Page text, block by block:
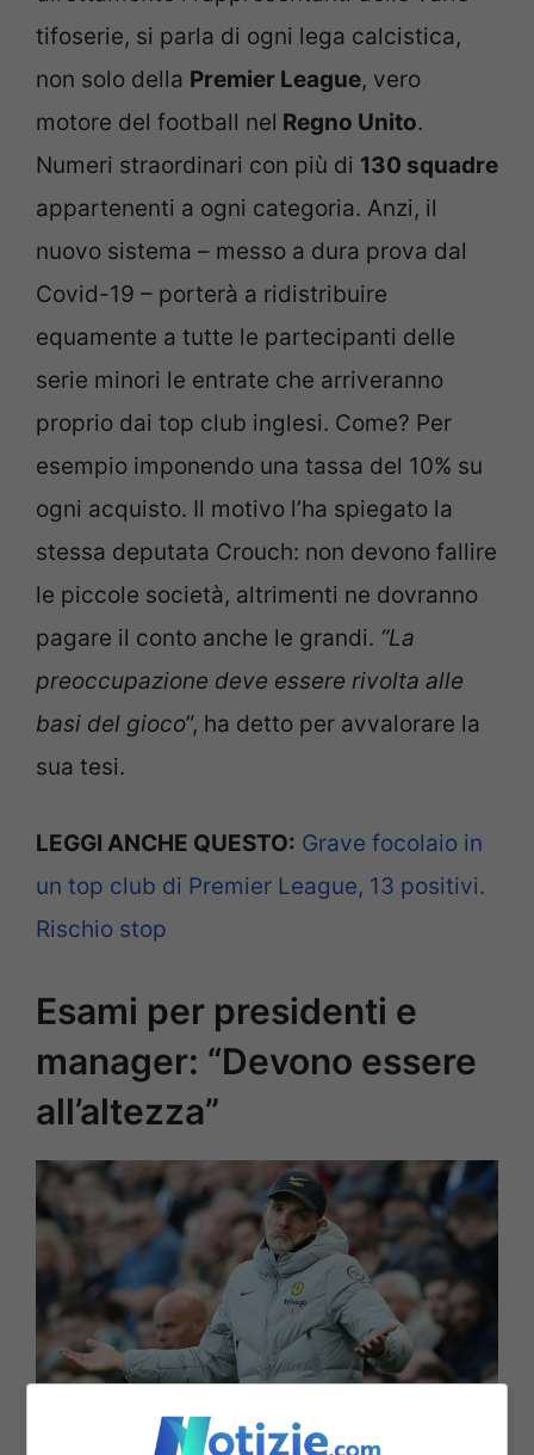
tifoserie, si parla di ogni lega calcistica,
non solo della Premier League, vero
motore del football nel Regno Unito.
Numeri straordinari con più di 130 squadre
appartenenti a ogni categoria. Anzi, il
nuovo sistema – messo a dura prova dal
Covid-19 – porterà a ridistribuire
equamente a tutte le partecipanti delle
serie minori le entrate che arriveranno
proprio dai top club inglesi. Come? Per
esempio imponendo una tassa del 10% su
ogni acquisto. Il motivo l’ha spiegato la
stessa deputata Crouch: non devono fallire
le piccole società, altrimenti ne dovranno
pagare il conto anche le grandi. “La
preoccupazione deve essere rivolta alle
basi del gioco”, ha detto per avvalorare la
sua tesi.
LEGGI ANCHE QUESTO: Grave focolaio in
un top club di Premier League, 13 positivi.
Rischio stop
Esami per presidenti e
manager: “Devono essere
all’altezza”